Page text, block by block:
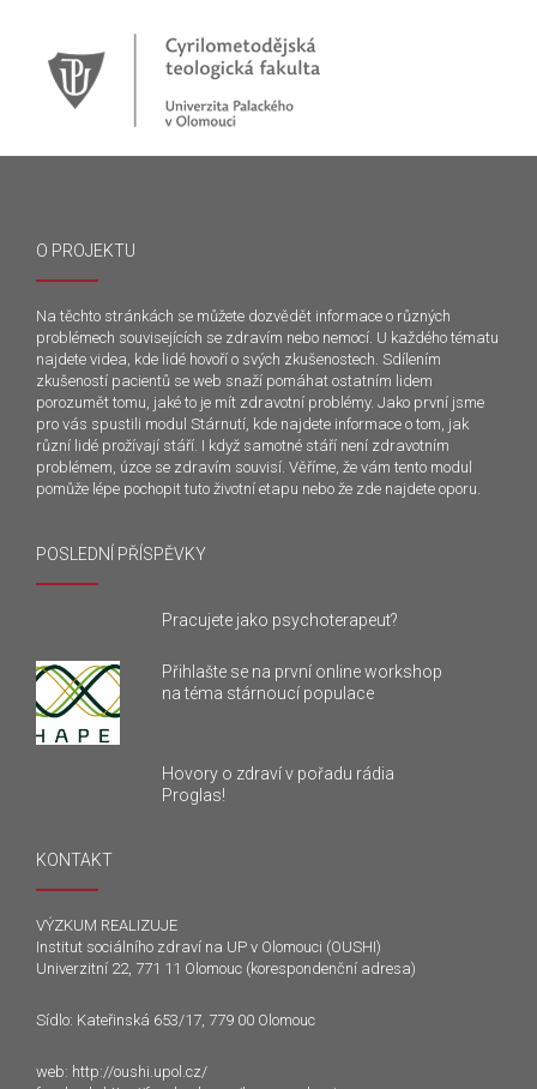
O PROJEKTU
Na těchto stránkách se můžete dozvědět informace o různých
problémech souvisejících se zdravím nebo nemocí. U každého tématu
najdete videa, kde lidé hovoří o svých zkušenostech. Sdílením
zkušeností pacientů se web snaží pomáhat ostatním lidem
porozumět tomu, jaké to je mít zdravotní problémy. Jako první jsme
pro vás spustili modul Stárnutí, kde najdete informace o tom, jak
různí lidé prožívají stáří. I když samotné stáří není zdravotním
problémem, úzce se zdravím souvisí. Věříme, že vám tento modul
pomůže lépe pochopit tuto životní etapu nebo že zde najdete oporu.
POSLEDNÍ PŘÍSPĚVKY
Pracujete jako psychoterapeut?
Přihlašte se na první online workshop
na téma stárnoucí populace
Hovory o zdraví v pořadu rádia
Proglas!
KONTAKT
VÝZKUM REALIZUJE
Institut sociálního zdraví na UP v Olomouci (OUSHI)
Univerzitní 22, 771 11 Olomouc (korespondenční adresa)
Sídlo: Kateřinská 653/17, 779 00 Olomouc
web: http://oushi.upol.cz/